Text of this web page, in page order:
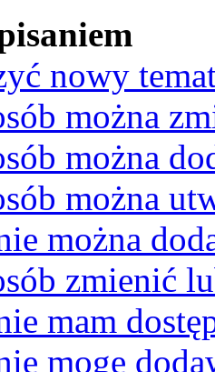
nowy
można
można
można
można
zmienić
mam
mogę